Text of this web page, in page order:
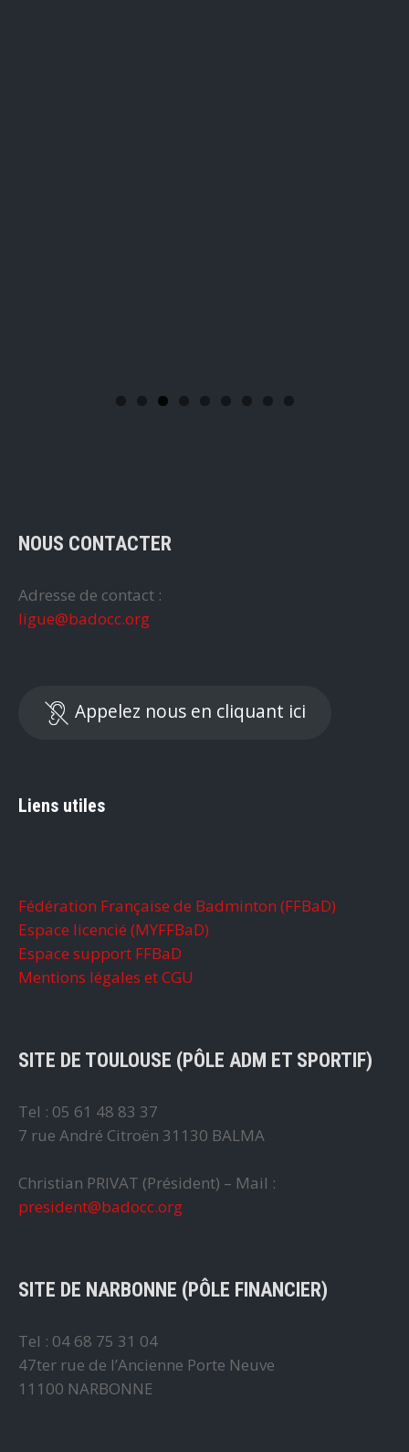
NOUS CONTACTER
Adresse de contact :
ligue@badocc.org
Appelez nous en cliquant ici
Liens utiles
Fédération Française de Badminton (FFBaD)
Espace licencié (MYFFBaD)
Espace support FFBaD
Mentions légales et CGU
SITE DE TOULOUSE (PÔLE ADM ET SPORTIF)
Tel : 05 61 48 83 37
7 rue André Citroën 31130 BALMA
Christian PRIVAT (Président) – Mail :
president@badocc.org
SITE DE NARBONNE (PÔLE FINANCIER)
Tel : 04 68 75 31 04
47ter rue de l’Ancienne Porte Neuve
11100 NARBONNE